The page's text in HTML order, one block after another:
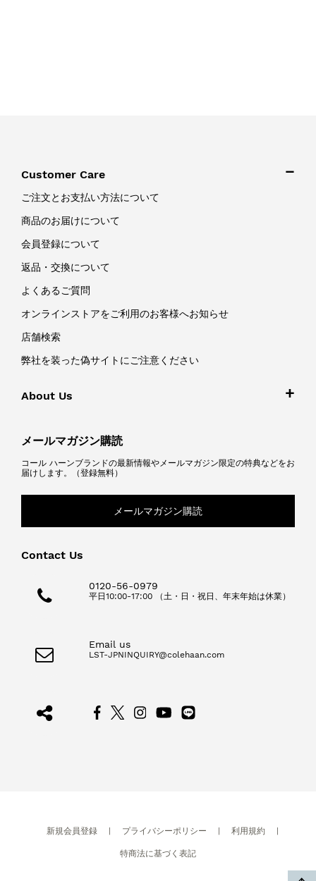
Customer Care
ご注文とお支払い方法について
商品のお届けについて
会員登録について
返品・交換について
よくあるご質問
オンラインストアをご利用のお客様へお知らせ
店舗検索
弊社を装った偽サイトにご注意ください
About Us
メールマガジン購読
コール ハーンブランドの最新情報やメールマガジン限定の特典などをお
届けします。（登録無料）
メールマガジン購読
Contact Us
0120-56-0979
平日10:00-17:00 （土・日・祝日、年末年始は休業）
Email us
LST-JPNINQUIRY@colehaan.com
新規会員登録 | プライバシーポリシー | 利用規約 |
特商法に基づく表記